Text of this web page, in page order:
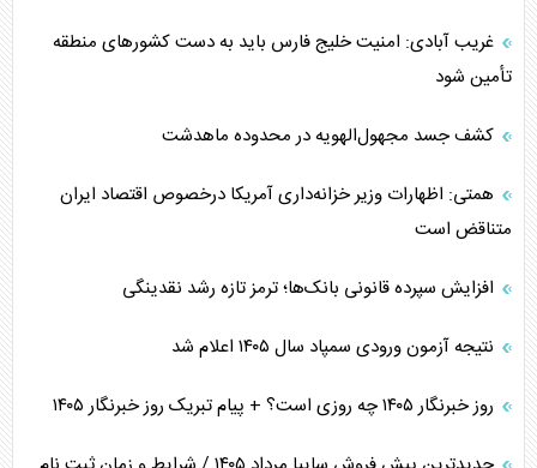
غریب آبادی: امنیت خلیج فارس باید به دست کشورهای منطقه
تأمین شود
کشف جسد مجهول‌الهویه در محدوده ماهدشت
همتی: اظهارات وزیر خزانه‌داری آمریکا درخصوص اقتصاد ایران
متناقض است
افزایش سپرده قانونی بانک‌ها؛ ترمز تازه رشد نقدینگی
نتیجه آزمون ورودی سمپاد سال ۱۴۰۵ اعلام شد
روز خبرنگار ۱۴۰۵ چه روزی است؟ + پیام تبریک روز خبرنگار ۱۴۰۵